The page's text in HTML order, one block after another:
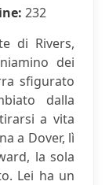
232
di Rivers,
dei
sfigurato
dalla
a vita
a Dover, lì
la sola
Lei ha un